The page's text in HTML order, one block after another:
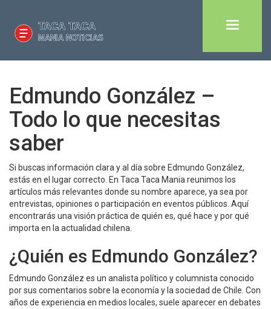
Edmundo González –
Todo lo que necesitas
saber
Si buscas información clara y al día sobre Edmundo González,
estás en el lugar correcto. En Taca Taca Mania reunimos los
artículos más relevantes donde su nombre aparece, ya sea por
entrevistas, opiniones o participación en eventos públicos. Aquí
encontrarás una visión práctica de quién es, qué hace y por qué
importa en la actualidad chilena.
¿Quién es Edmundo González?
Edmundo González es un analista político y columnista conocido
por sus comentarios sobre la economía y la sociedad de Chile. Con
años de experiencia en medios locales, suele aparecer en debates